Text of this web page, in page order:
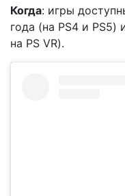
Когда: игры
года (на PS4 и PS5)
на PS VR).